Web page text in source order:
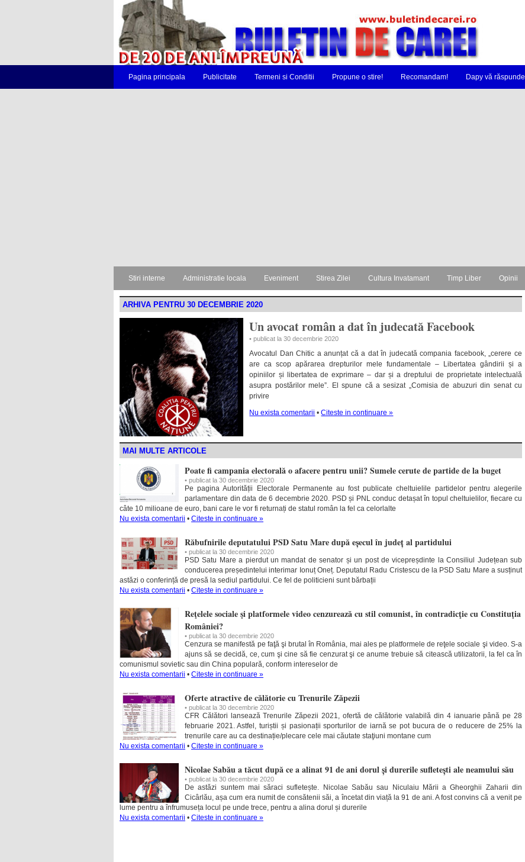
Pagina principala Publicitate Termeni si Conditii Propune o stire! Recomandam! Dapy vă răspunde
Stiri interne Administratie locala Eveniment Stirea Zilei Cultura Invatamant Timp Liber Opinii
ARHIVA PENTRU 30 DECEMBRIE 2020
Un avocat român a dat în judecată Facebook
• publicat la 30 decembrie 2020
Avocatul Dan Chitic a anunțat că a dat în judecată compania facebook, „cerere ce
are ca scop apărarea drepturilor mele fundamentale – Libertatea gândirii și a
opiniilor și libertatea de exprimare – dar și a dreptului de proprietate intelectuală
asupra postărilor mele”. El spune că a sesizat „Comisia de abuzuri din senat cu
privire
Nu exista comentarii •Citeste in continuare »
MAI MULTE ARTICOLE
Poate fi campania electorală o afacere pentru unii? Sumele cerute de partide de la buget
• publicat la 30 decembrie 2020
Pe pagina Autorității Electorale Permanente au fost publicate cheltuielile partidelor pentru alegerile
parlamentare din data de 6 decembrie 2020. PSD și PNL conduc detașat în topul cheltuielilor, fiecare cu
câte 10 milioane de euro, bani care le vor fi returnați de statul român la fel ca celorlalte
Nu exista comentarii • Citeste in continuare »
Răbufnirile deputatului PSD Satu Mare după eșecul în județ al partidului
• publicat la 30 decembrie 2020
PSD Satu Mare a pierdut un mandat de senator și un post de vicepreșdinte la Consiliul Județean sub
conducerea președintelui interimar Ionuț Oneț. Deputatul Radu Cristescu de la PSD Satu Mare a susținut
astăzi o conferință de presă la sediul partidului. Ce fel de politicieni sunt bărbații
Nu exista comentarii • Citeste in continuare »
Reţelele sociale şi platformele video cenzurează cu stil comunist, în contradicţie cu Constituţia
României?
• publicat la 30 decembrie 2020
Cenzura se manifestă pe faţă şi brutal în România, mai ales pe platformele de reţele sociale şi video. S-a
ajuns să se decidă, ce, cum şi cine să fie cenzurat şi ce anume trebuie să citească utilizatorii, la fel ca în
comunismul sovietic sau din China populară, conform intereselor de
Nu exista comentarii • Citeste in continuare »
Oferte atractive de călătorie cu Trenurile Zăpezii
• publicat la 30 decembrie 2020
CFR Călători lansează Trenurile Zăpezii 2021, ofertă de călătorie valabilă din 4 ianuarie până pe 28
februarie 2021. Astfel, turiștii și pasionații sporturilor de iarnă se pot bucura de o reducere de 25% la
trenurile care au ca destinație/plecare cele mai căutate staţiuni montane cum
Nu exista comentarii • Citeste in continuare »
Nicolae Sabău a tăcut după ce a alinat 91 de ani dorul și durerile sufletești ale neamului său
• publicat la 30 decembrie 2020
De astăzi suntem mai săraci sufletește. Nicolae Sabău sau Niculaiu Mării a Gheorghii Zaharii din
Cicârlău, așa cum era numit de consătenii săi, a încetat din viață la 91 de ani. A fost convins că a venit pe
lume pentru a înfrumuseța locul pe unde trece, pentru a alina dorul și durerile
Nu exista comentarii • Citeste in continuare »